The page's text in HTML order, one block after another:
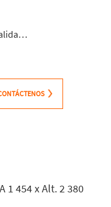
1 454 x Alt. 2 380